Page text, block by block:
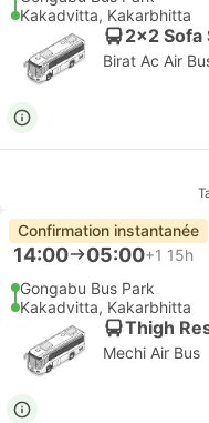
Kakadvitta, Kakarbhitta
2x2 Sofa
Birat Ac Air
Confirmation instantanée
14:00 05:00+1 15h
Gongabu Bus Park
Kakadvitta, Kakarbhitta
Thigh
Mechi Air Bus